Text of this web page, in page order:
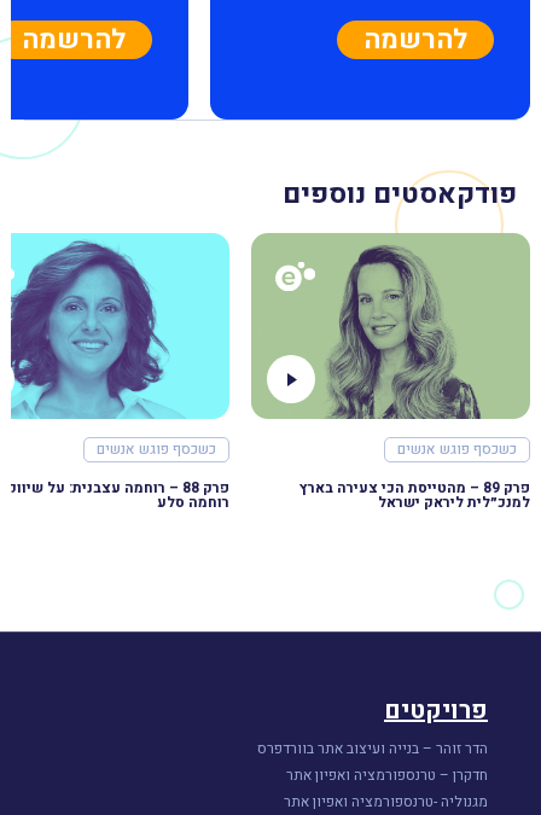
להרשמה
להרשמה
פודקאסטים נוספים
כשכסף פוגש אנשים
פרק 89 – מהטייסת הכי צעירה בארץ
למנכ״לית ליראק ישראל
כשכסף פוגש אנשים
רוחמה סלע
פרויקטים
הדר זוהר – בנייה ועיצוב אתר בוורדפרס
חדקרן – טרנספורמציה ואפיון אתר
מגנוליה -טרנספורמציה ואפיון אתר